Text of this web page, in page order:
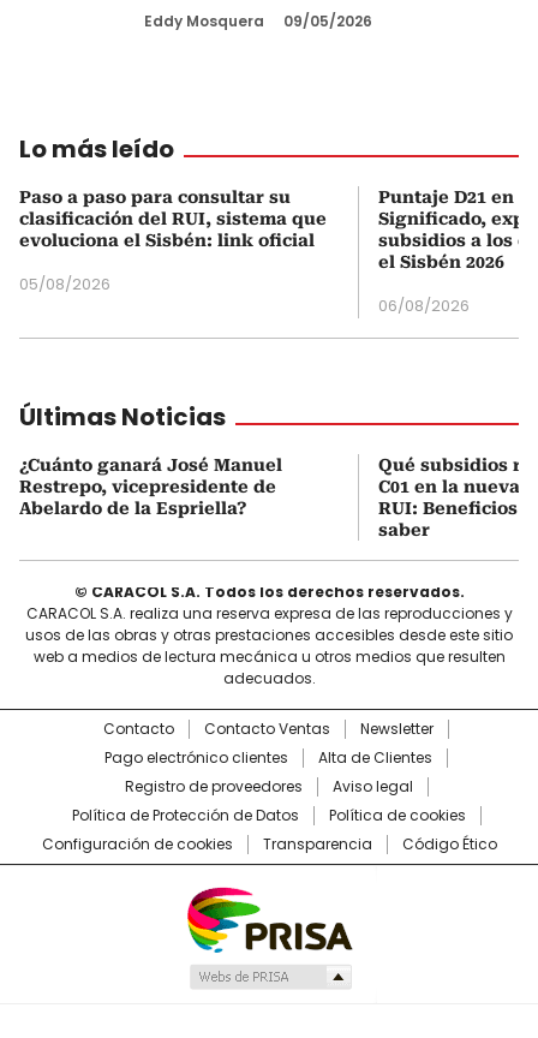
Eddy Mosquera 09/05/2026
Lo más leído
Paso a paso para consultar su
clasificación del RUI, sistema que
evoluciona el Sisbén: link oficial
05/08/2026
Puntaje D21 en
Significado,
subsidios a los
el Sisbén 2026
06/08/2026
Últimas Noticias
¿Cuánto ganará José Manuel
Restrepo, vicepresidente de
Abelardo de la Espriella?
Qué subsidios
C01 en la nueva
RUI: Beneficios
saber
© CARACOL S.A. Todos los derechos reservados.
CARACOL S.A. realiza una reserva expresa de las reproducciones y
usos de las obras y otras prestaciones accesibles desde este sitio
web a medios de lectura mecánica u otros medios que resulten
adecuados.
Contacto Contacto Ventas
Newsletter
Pago electrónico clientes
Alta de Clientes
Registro de proveedores
Aviso legal
Política de Protección de Datos
Política de cookies
Configuración de cookies
Transparencia Código Ético